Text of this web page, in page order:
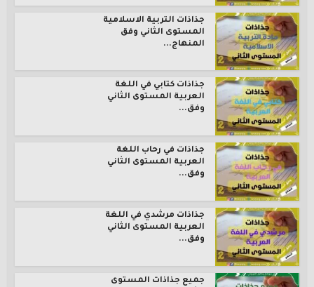
جذاذات التربية الاسلامية
المستوى الثاني وفق
المنهاج...
جذاذات كتابي في اللغة
العربية المستوى الثاني
وفق...
جذاذات في رحاب اللغة
العربية المستوى الثاني
وفق...
جذاذات مرشدي في اللغة
العربية المستوى الثاني
وفق...
جميع جذاذات المستوى